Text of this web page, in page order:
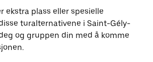
ekstra plass eller spesielle
turalternativene i Saint-Gély-
og gruppen din med å komme